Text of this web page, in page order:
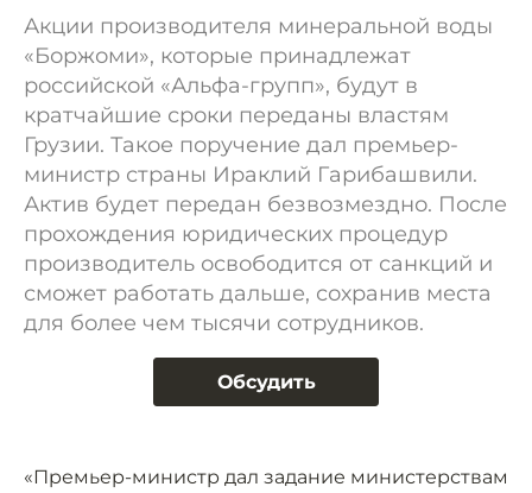
Акции производителя минеральной воды
«Боржоми», которые принадлежат
российской «Альфа-групп», будут в
кратчайшие сроки переданы властям
Грузии. Такое поручение дал премьер-
министр страны Ираклий Гарибашвили.
Актив будет передан безвозмездно. После
прохождения юридических процедур
производитель освободится от санкций и
сможет работать дальше, сохранив места
для более чем тысячи сотрудников.
Обсудить
«Премьер-министр дал задание министерствам